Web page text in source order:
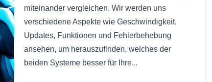
miteinander vergleichen. Wir werden uns
verschiedene Aspekte wie Geschwindigkeit,
Updates, Funktionen und Fehlerbehebung
ansehen, um herauszufinden, welches der
beiden Systeme besser für Ihre...